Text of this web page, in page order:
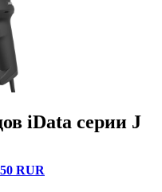
iData серии J
RUR